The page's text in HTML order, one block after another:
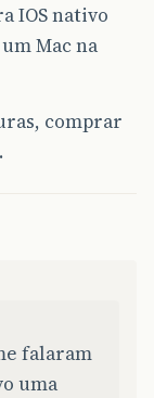
IOS nativo
Mac na
comprar
falaram
uma